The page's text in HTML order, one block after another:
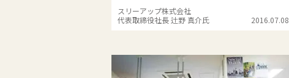
スリーアップ株式会社
代表取締役社長 辻野 真介氏
2016.07.08